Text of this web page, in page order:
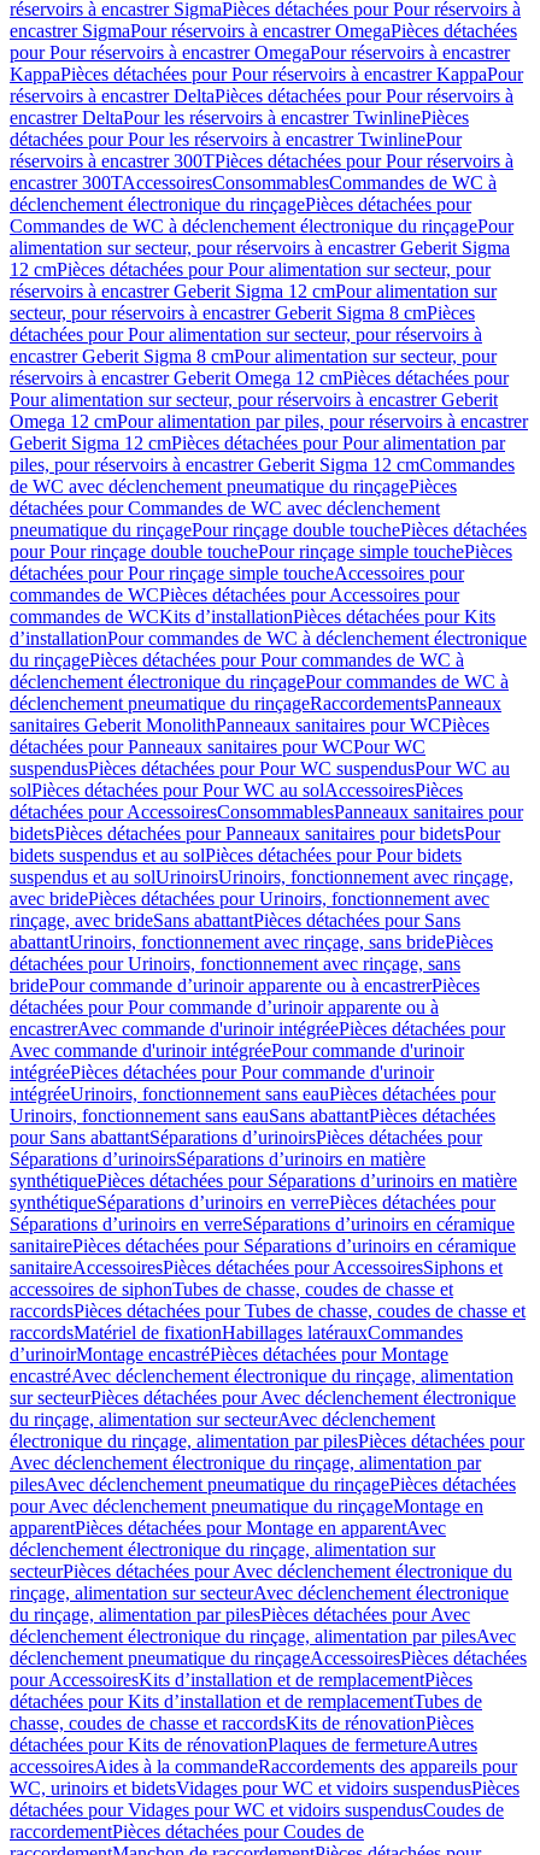
réservoirs à encastrer SigmaPièces détachées pour Pour réservoirs à
encastrer SigmaPour réservoirs à encastrer OmegaPièces détachées
pour Pour réservoirs à encastrer OmegaPour réservoirs à encastrer
KappaPièces détachées pour Pour réservoirs à encastrer KappaPour
réservoirs à encastrer DeltaPièces détachées pour Pour réservoirs à
encastrer DeltaPour les réservoirs à encastrer TwinlinePièces
détachées pour Pour les réservoirs à encastrer TwinlinePour
réservoirs à encastrer 300TPièces détachées pour Pour réservoirs à
encastrer 300TAccessoiresConsommablesCommandes de WC à
déclenchement électronique du rinçagePièces détachées pour
Commandes de WC à déclenchement électronique du rinçagePour
alimentation sur secteur, pour réservoirs à encastrer Geberit Sigma
12 cmPièces détachées pour Pour alimentation sur secteur, pour
réservoirs à encastrer Geberit Sigma 12 cmPour alimentation sur
secteur, pour réservoirs à encastrer Geberit Sigma 8 cmPièces
détachées pour Pour alimentation sur secteur, pour réservoirs à
encastrer Geberit Sigma 8 cmPour alimentation sur secteur, pour
réservoirs à encastrer Geberit Omega 12 cmPièces détachées pour
Pour alimentation sur secteur, pour réservoirs à encastrer Geberit
Omega 12 cmPour alimentation par piles, pour réservoirs à encastrer
Geberit Sigma 12 cmPièces détachées pour Pour alimentation par
piles, pour réservoirs à encastrer Geberit Sigma 12 cmCommandes
de WC avec déclenchement pneumatique du rinçagePièces
détachées pour Commandes de WC avec déclenchement
pneumatique du rinçagePour rinçage double touchePièces détachées
pour Pour rinçage double touchePour rinçage simple touchePièces
détachées pour Pour rinçage simple toucheAccessoires pour
commandes de WCPièces détachées pour Accessoires pour
commandes de WCKits d’installationPièces détachées pour Kits
d’installationPour commandes de WC à déclenchement électronique
du rinçagePièces détachées pour Pour commandes de WC à
déclenchement électronique du rinçagePour commandes de WC à
déclenchement pneumatique du rinçageRaccordementsPanneaux
sanitaires Geberit MonolithPanneaux sanitaires pour WCPièces
détachées pour Panneaux sanitaires pour WCPour WC
suspendusPièces détachées pour Pour WC suspendusPour WC au
solPièces détachées pour Pour WC au solAccessoiresPièces
détachées pour AccessoiresConsommablesPanneaux sanitaires pour
bidetsPièces détachées pour Panneaux sanitaires pour bidetsPour
bidets suspendus et au solPièces détachées pour Pour bidets
suspendus et au solUrinoirsUrinoirs, fonctionnement avec rinçage,
avec bridePièces détachées pour Urinoirs, fonctionnement avec
rinçage, avec brideSans abattantPièces détachées pour Sans
abattantUrinoirs, fonctionnement avec rinçage, sans bridePièces
détachées pour Urinoirs, fonctionnement avec rinçage, sans
bridePour commande d’urinoir apparente ou à encastrerPièces
détachées pour Pour commande d’urinoir apparente ou à
encastrerAvec commande d'urinoir intégréePièces détachées pour
Avec commande d'urinoir intégréePour commande d'urinoir
intégréePièces détachées pour Pour commande d'urinoir
intégréeUrinoirs, fonctionnement sans eauPièces détachées pour
Urinoirs, fonctionnement sans eauSans abattantPièces détachées
pour Sans abattantSéparations d’urinoirsPièces détachées pour
Séparations d’urinoirsSéparations d’urinoirs en matière
synthétiquePièces détachées pour Séparations d’urinoirs en matière
synthétiqueSéparations d’urinoirs en verrePièces détachées pour
Séparations d’urinoirs en verreSéparations d’urinoirs en céramique
sanitairePièces détachées pour Séparations d’urinoirs en céramique
sanitaireAccessoiresPièces détachées pour AccessoiresSiphons et
accessoires de siphonTubes de chasse, coudes de chasse et
raccordsPièces détachées pour Tubes de chasse, coudes de chasse et
raccordsMatériel de fixationHabillages latérauxCommandes
dʼurinoirMontage encastréPièces détachées pour Montage
encastréAvec déclenchement électronique du rinçage, alimentation
sur secteurPièces détachées pour Avec déclenchement électronique
du rinçage, alimentation sur secteurAvec déclenchement
électronique du rinçage, alimentation par pilesPièces détachées pour
Avec déclenchement électronique du rinçage, alimentation par
pilesAvec déclenchement pneumatique du rinçagePièces détachées
pour Avec déclenchement pneumatique du rinçageMontage en
apparentPièces détachées pour Montage en apparentAvec
déclenchement électronique du rinçage, alimentation sur
secteurPièces détachées pour Avec déclenchement électronique du
rinçage, alimentation sur secteurAvec déclenchement électronique
du rinçage, alimentation par pilesPièces détachées pour Avec
déclenchement électronique du rinçage, alimentation par pilesAvec
déclenchement pneumatique du rinçageAccessoiresPièces détachées
pour AccessoiresKits d’installation et de remplacementPièces
détachées pour Kits d’installation et de remplacementTubes de
chasse, coudes de chasse et raccordsKits de rénovationPièces
détachées pour Kits de rénovationPlaques de fermetureAutres
accessoiresAides à la commandeRaccordements des appareils pour
WC, urinoirs et bidetsVidages pour WC et vidoirs suspendusPièces
détachées pour Vidages pour WC et vidoirs suspendusCoudes de
raccordementPièces détachées pour Coudes de